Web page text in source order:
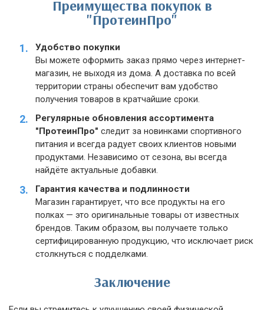
Преимущества покупок в
"ПротеинПро"
Удобство покупки
Вы можете оформить заказ прямо через интернет-
магазин, не выходя из дома. А доставка по всей
территории страны обеспечит вам удобство
получения товаров в кратчайшие сроки.
Регулярные обновления ассортимента
"ПротеинПро" следит за новинками спортивного
питания и всегда радует своих клиентов новыми
продуктами. Независимо от сезона, вы всегда
найдёте актуальные добавки.
Гарантия качества и подлинности
Магазин гарантирует, что все продукты на его
полках — это оригинальные товары от известных
брендов. Таким образом, вы получаете только
сертифицированную продукцию, что исключает риск
столкнуться с подделками.
Заключение